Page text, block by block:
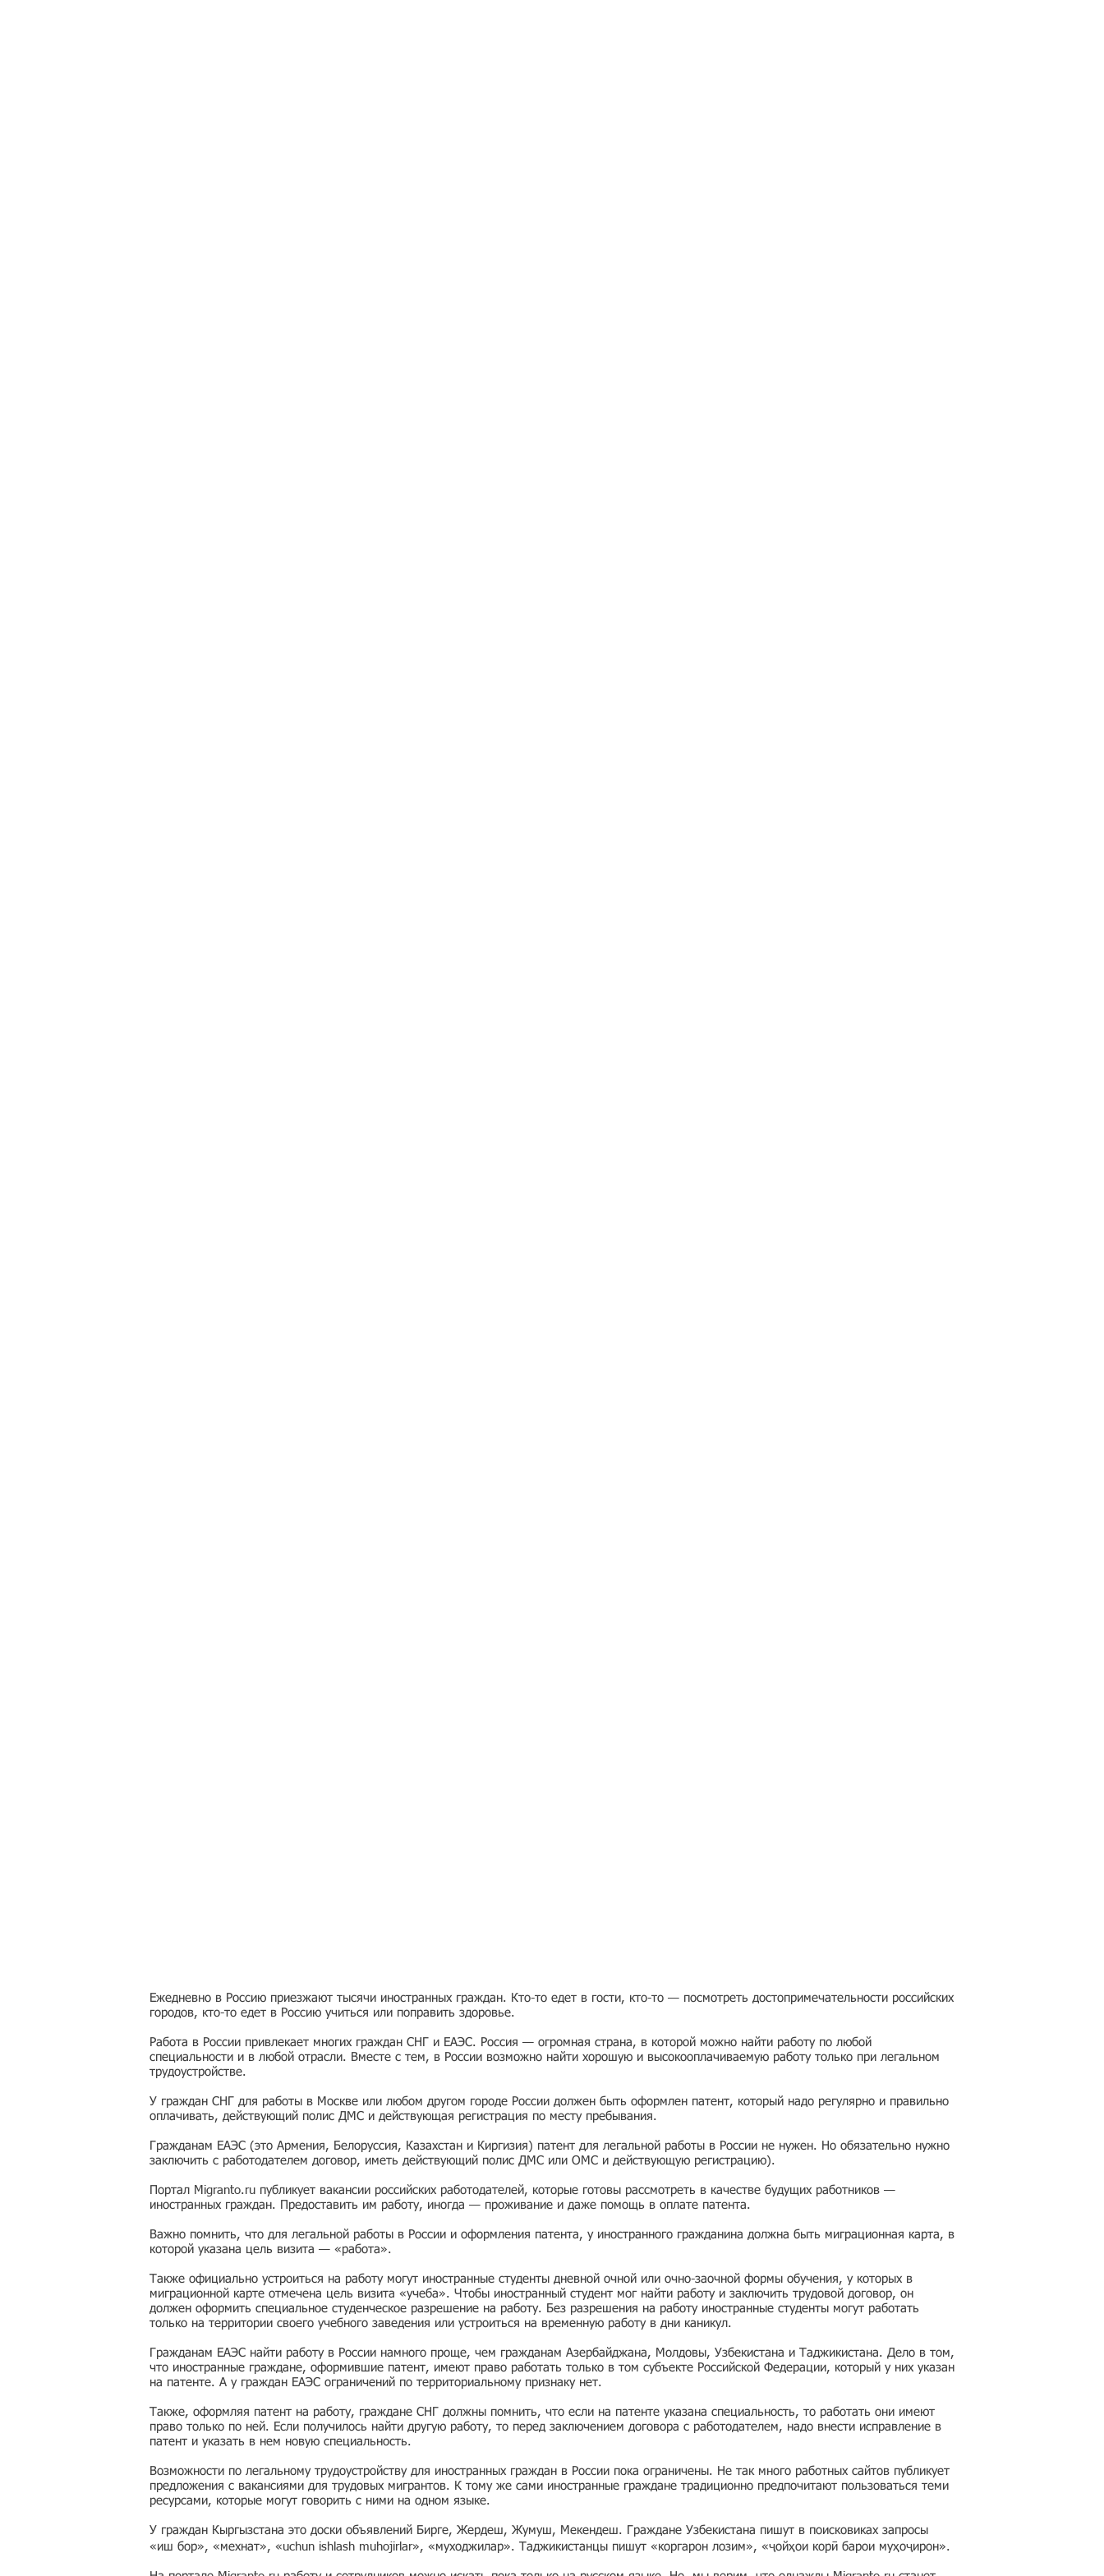
Ежедневно в Россию приезжают тысячи иностранных граждан. Кто-то едет в гости, кто-то — посмотреть достопримечательности российских
городов, кто-то едет в Россию учиться или поправить здоровье.
Работа в России привлекает многих граждан СНГ и ЕАЭС. Россия — огромная страна, в которой можно найти работу по любой
специальности и в любой отрасли. Вместе с тем, в России возможно найти хорошую и высокооплачиваемую работу только при легальном
трудоустройстве.
У граждан СНГ для работы в Москве или любом другом городе России должен быть оформлен патент, который надо регулярно и правильно
оплачивать, действующий полис ДМС и действующая регистрация по месту пребывания.
Гражданам ЕАЭС (это Армения, Белоруссия, Казахстан и Киргизия) патент для легальной работы в России не нужен. Но обязательно нужно
заключить с работодателем договор, иметь действующий полис ДМС или ОМС и действующую регистрацию).
Портал Migranto.ru публикует вакансии российских работодателей, которые готовы рассмотреть в качестве будущих работников —
иностранных граждан. Предоставить им работу, иногда — проживание и даже помощь в оплате патента.
Важно помнить, что для легальной работы в России и оформления патента, у иностранного гражданина должна быть миграционная карта, в
которой указана цель визита — «работа».
Также официально устроиться на работу могут иностранные студенты дневной очной или очно-заочной формы обучения, у которых в
миграционной карте отмечена цель визита «учеба». Чтобы иностранный студент мог найти работу и заключить трудовой договор, он
должен оформить специальное студенческое разрешение на работу. Без разрешения на работу иностранные студенты могут работать
только на территории своего учебного заведения или устроиться на временную работу в дни каникул.
Гражданам ЕАЭС найти работу в России намного проще, чем гражданам Азербайджана, Молдовы, Узбекистана и Таджикистана. Дело в том,
что иностранные граждане, оформившие патент, имеют право работать только в том субъекте Российской Федерации, который у них указан
на патенте. А у граждан ЕАЭС ограничений по территориальному признаку нет.
Также, оформляя патент на работу, граждане СНГ должны помнить, что если на патенте указана специальность, то работать они имеют
право только по ней. Если получилось найти другую работу, то перед заключением договора с работодателем, надо внести исправление в
патент и указать в нем новую специальность.
Возможности по легальному трудоустройству для иностранных граждан в России пока ограничены. Не так много работных сайтов публикует
предложения с вакансиями для трудовых мигрантов. К тому же сами иностранные граждане традиционно предпочитают пользоваться теми
ресурсами, которые могут говорить с ними на одном языке.
У граждан Кыргызстана это доски объявлений Бирге, Жердеш, Жумуш, Мекендеш. Граждане Узбекистана пишут в поисковиках запросы
«иш бор», «мехнат», «uchun ishlash muhojirlar», «муходжилар». Таджикистанцы пишут «коргарон лозим», «ҷойҳои корӣ барои муҳоҷирон».